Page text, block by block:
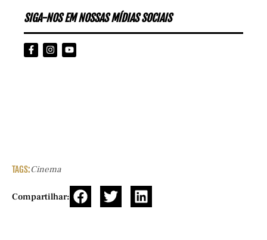
SIGA-NOS EM NOSSAS MÍDIAS SOCIAIS
TAGS:Cinema
Compartilhar: